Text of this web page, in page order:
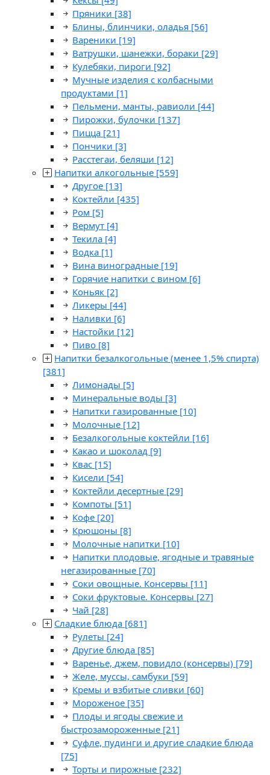
Пряники [38]
Блины, блинчики, оладья [56]
Вареники [19]
Ватрушки, шанежки, бораки [29]
Кулебяки, пироги [92]
Мучные изделия с колбасными
продуктами [1]
Пельмени, манты, равиоли [44]
Пирожки, булочки [137]
Пицца [21]
Пончики [3]
Расстегаи, беляши [12]
Напитки алкогольные [559]
Другое [13]
Коктейли [435]
Ром [5]
Вермут [4]
Текила [4]
Водка [1]
Вина виноградные [19]
Горячие напитки с вином [6]
Коньяк [2]
Ликеры [44]
Наливки [6]
Настойки [12]
Пиво [8]
Напитки безалкогольные (менее 1,5% спирта)
[381]
Лимонады [5]
Минеральные воды [3]
Напитки газированные [10]
Молочные [12]
Безалкогольные коктейли [16]
Какао и шоколад [9]
Квас [15]
Кисели [54]
Коктейли десертные [29]
Компоты [51]
Кофе [20]
Крюшоны [8]
Молочные напитки [10]
Напитки плодовые, ягодные и травяные
негазированные [70]
Соки овощные. Консервы [11]
Соки фруктовые. Консервы [27]
Чай [28]
Сладкие блюда [681]
Рулеты [24]
Другие блюда [85]
Варенье, джем, повидло (консервы) [79]
Желе, муссы, самбуки [59]
Кремы и взбитые сливки [60]
Мороженое [35]
Плоды и ягоды свежие и
быстрозамороженные [21]
Суфле, пудинги и другие сладкие блюда
[75]
Торты и пирожные [232]